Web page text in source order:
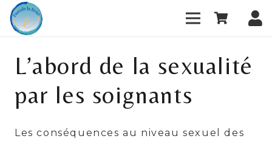
L’abord de la sexualité
par les soignants
Les conséquences au niveau sexuel des